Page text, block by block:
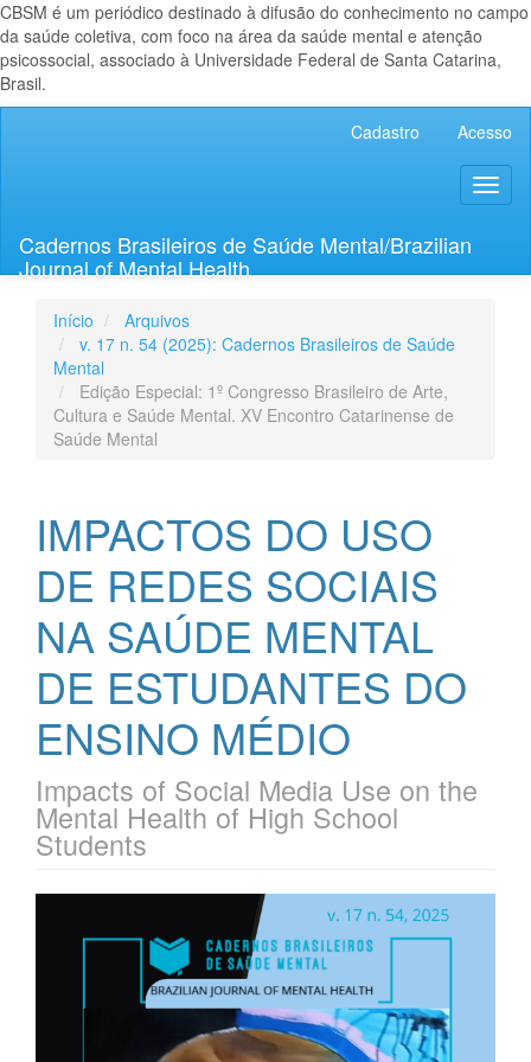
CBSM é um periódico destinado à difusão do conhecimento no campo
da saúde coletiva, com foco na área da saúde mental e atenção
psicossocial, associado à Universidade Federal de Santa Catarina,
Brasil.
Lateral
Cadastro Acesso
Cadernos Brasileiros de Saúde Mental/Brazilian
Journal of Mental Health
Início
Arquivos
v. 17 n. 54 (2025): Cadernos Brasileiros de Saúde
Mental
Edição Especial: 1º Congresso Brasileiro de Arte,
Cultura e Saúde Mental. XV Encontro Catarinense de
Saúde Mental
IMPACTOS DO USO
DE REDES SOCIAIS
NA SAÚDE MENTAL
DE ESTUDANTES DO
ENSINO MÉDIO
Impacts of Social Media Use on the
Mental Health of High School
Students
lateral